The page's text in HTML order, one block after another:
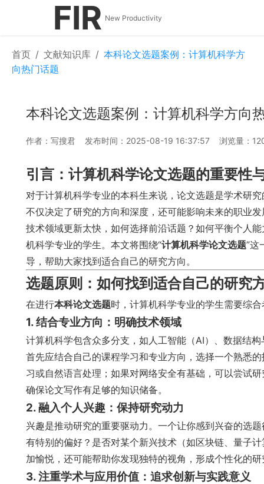
FIR New Productivity
首页 / 文献知识库 / 本科论文选题案例：计算机科学方
向热门话题
本科论文选题案例：计算机科学方向
作者：写搜君 发布时间：2025-08-19 16:37:57 浏览量：
引言：计算机科学论文选题的重要性
对于计算机科学专业的本科生来说，论文选题是学术研
不仅决定了研究的方向和深度，还可能影响未来的职业
技术领域更新太快，如何选择前沿话题？如何平衡个人
机科学专业的学生。本文将围绕“计算机科学论文选题”这
导，帮助大家找到适合自己的研究方向。
选题原则：如何找到适合自己的研究
在进行本科论文选题时，计算机科学专业的学生需要综
1. 结合专业方向：明确技术领域
计算机科学包含众多分支，如人工智能（AI）、数据结
首先应结合自己的课程学习和专业方向，选择一个熟悉
习或自然语言处理；如果对网络安全有基础，可以尝试
确保论文写作有足够的知识储备。
2. 融入个人兴趣：保持研究动力
兴趣是推动研究的重要驱动力。一个让你感到兴奋的选
有特别的偏好？是否对某个新兴技术（如区块链、量子
加愉悦，还可能帮助你发现独特的视角，形成个性化的
3. 注重学术与应用价值：追求创新与实践意义